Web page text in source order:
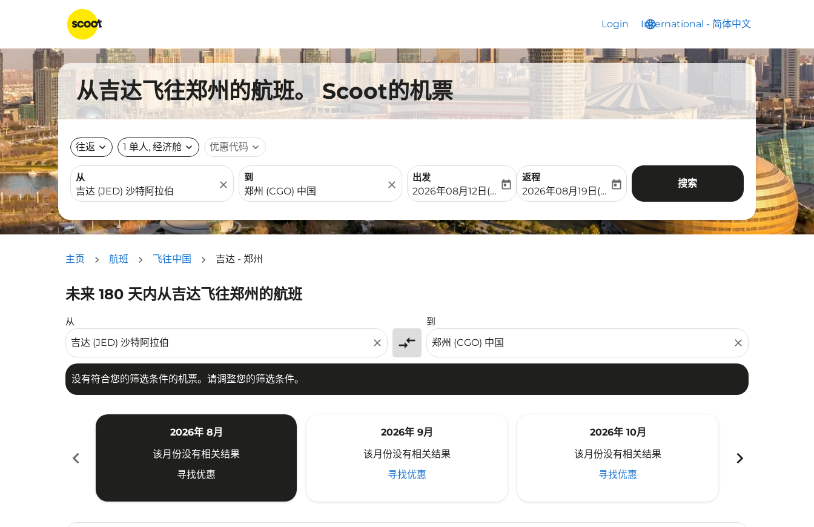
Login language
International - 简体中文
keyboard_arrow_down
从吉达飞往郑州的航班。 Scoot的机票
往返 expand_more 1 单人, 经济舱 expand_more 优惠代码 expand_more
从
close
到
close
出发
fc-booking-departure-date-aria-label
2026年08月12日(周三)
today
返程
fc-booking-return-date-aria-label
2026年08月19日(周三)
today 搜索
主页 航班 飞往中国 吉达 - 郑州
未来 180 天内从吉达飞往郑州的航班
从
close compare_arrows
到
close
没有符合您的筛选条件的机票。请调整您的筛选条件。
没有符合您的筛选条件的机票。请调整您的筛选条件。
chevron_left
2026年 8月
该月份没有相关结果
寻找优惠
2026年 9月
该月份没有相关结果
寻找优惠
2026年 10月
该月份没有相关结果
寻找优惠
chevron_right